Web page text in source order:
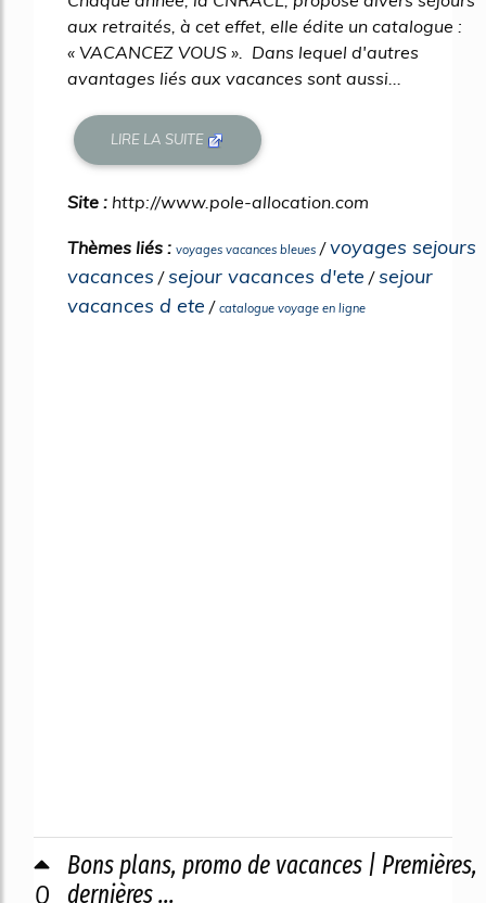
aux retraités, à cet effet, elle édite un catalogue :
« VACANCEZ VOUS ». Dans lequel d'autres
avantages liés aux vacances sont aussi...
LIRE LA SUITE
Site : http://www.pole-allocation.com
Thèmes liés : voyages vacances bleues /voyages sejours
vacances /sejour vacances d'ete /sejour
vacances d ete / catalogue voyage en ligne
0
Bons plans, promo de vacances | Premières,
dernières ...